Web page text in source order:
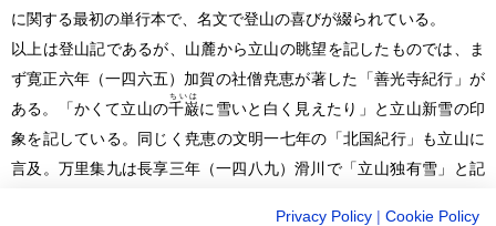
に関する最初の単行本で、名文で登山の喜びが綴られている。
以上は登山記であるが、山麓から立山の眺望を記したものでは、ま
ず寛正六年 （一四六五） 加賀の社僧尭恵が著した「善光寺紀行」が
ある。「かくて立山の千巌
ちいは
に雪いと白く見えたり」と立山新雪の印
象を記している。同じく尭恵の文明一七年の「北国紀行」も立山に
言及。万里集九は長享三年 （一四八九） 滑川で「立山独有雪」と記
Privacy Policy
Cookie Policy